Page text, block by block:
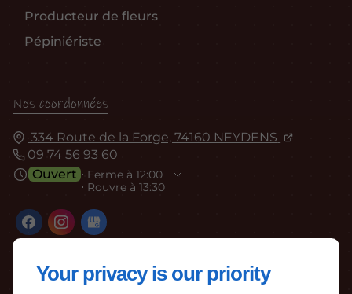
Your privacy is our priority
Producteur de fleurs
Pépiniériste
Nos coordonnées
334 Route de la Forge, 74160 NEYDENS
09 74 56 93 60
Ouvert ⋅ Ferme à 12:00
⋅ Rouvre à 13:30